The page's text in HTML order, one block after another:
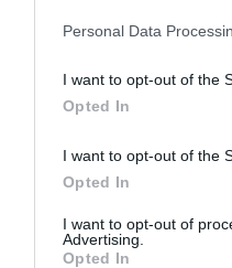
Personal Data
I want to opt-out of the
Opted In
I want to opt-out of the
Opted In
I want to opt-out of
Advertising.
Opted In